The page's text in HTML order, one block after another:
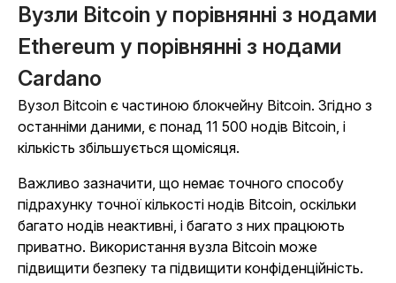
Вузли Bitcoin у порівнянні з нодами
Ethereum у порівнянні з нодами
Cardano
Вузол Bitcoin є частиною блокчейну Bitcoin. Згідно з
останніми даними, є понад 11 500 нодів Bitcoin, і
кількість збільшується щомісяця.
Важливо зазначити, що немає точного способу
підрахунку точної кількості нодів Bitcoin, оскільки
багато нодів неактивні, і багато з них працюють
приватно. Використання вузла Bitcoin може
підвищити безпеку та підвищити конфіденційність.